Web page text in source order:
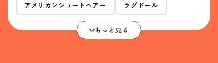
アメリカンショートヘアー ラグドール
もっと見る